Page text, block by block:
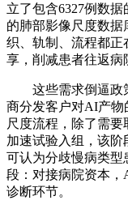
立了包含6327例数
的肺部影像尺度数据
织、轨制、流程都正
享，削减患者往返病
这些需求倒逼政策
商分发客户对AI产物
尺度流程，除了需要
加速试验入组，该阶
可认为分歧慢病类型
段：对接病院资本
诊断环节。